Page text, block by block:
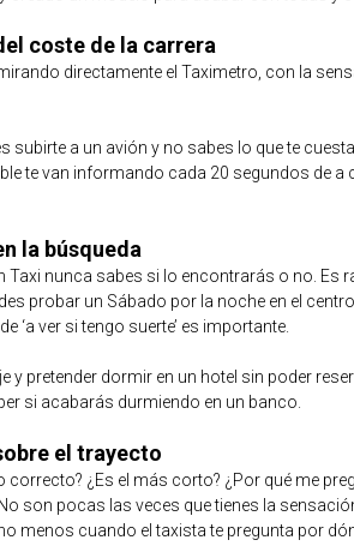
coste de la carrera
directamente el Taximetro, con la
subirte a un avión y no sabes lo que te
te van informando cada 20 segundos de a
la búsqueda
Taxi nunca sabes si lo encontrarás o no. Es
probar un Sábado por la noche en el
‘a ver si tengo suerte’ es importante.
y pretender dormir en un hotel sin poder
si acabarás durmiendo en un banco.
el trayecto
correcto? ¿Es el más corto? ¿Por qué me
son pocas las veces que tienes la
menos cuando el taxista te pregunta por